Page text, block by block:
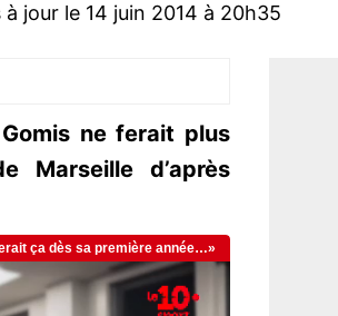
à jour le 14 juin 2014 à 20h35
ne ferait plus
Marseille d’après